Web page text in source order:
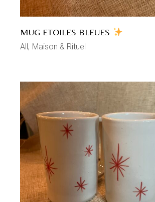
MUG ETOILES BLEUES
All Maison & Rituel